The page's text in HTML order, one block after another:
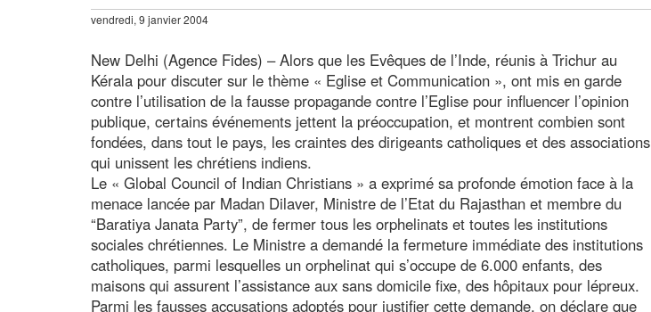
vendredi, 9 janvier 2004
New Delhi (Agence Fides) – Alors que les Evêques de l’Inde, réunis à Trichur au
Kérala pour discuter sur le thème « Eglise et Communication », ont mis en garde
contre l’utilisation de la fausse propagande contre l’Eglise pour influencer l’opinion
publique, certains événements jettent la préoccupation, et montrent combien sont
fondées, dans tout le pays, les craintes des dirigeants catholiques et des associations
qui unissent les chrétiens indiens.
Le « Global Council of Indian Christians » a exprimé sa profonde émotion face à la
menace lancée par Madan Dilaver, Ministre de l’Etat du Rajasthan et membre du
“Baratiya Janata Party”, de fermer tous les orphelinats et toutes les institutions
sociales chrétiennes. Le Ministre a demandé la fermeture immédiate des institutions
catholiques, parmi lesquelles un orphelinat qui s’occupe de 6.000 enfants, des
maisons qui assurent l’assistance aux sans domicile fixe, des hôpitaux pour lépreux.
Parmi les fausses accusations adoptés pour justifier cette demande, on déclare que